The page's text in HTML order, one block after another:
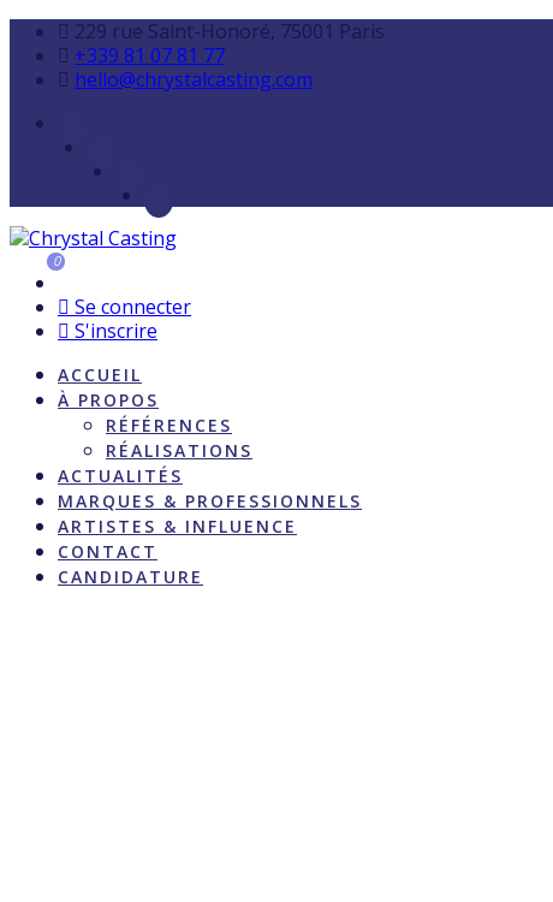
229 rue Saint-Honoré, 75001 Paris
+339 81 07 81 77
hello@chrystalcasting.com
0
Se connecter
S'inscrire
ACCUEIL
À PROPOS
RÉFÉRENCES
RÉALISATIONS
ACTUALITÉS
MARQUES & PROFESSIONNELS
ARTISTES & INFLUENCE
CONTACT
CANDIDATURE